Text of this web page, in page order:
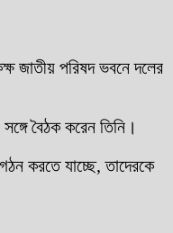
জাতীয় পরিষদ ভবনে দলের
বৈঠক করেন তিনি।
করতে যাচ্ছে, তাদেরকে